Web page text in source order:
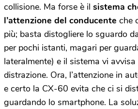
collisione. Ma forse è il sistema
l’attenzione del conducente che
più; basta distogliere lo sguardo
per pochi istanti, magari per
lateralmente) e il sistema vi
distrazione. Ora, l’attenzione in
e certo la CX-60 evita che ci si
guardando lo smartphone. La